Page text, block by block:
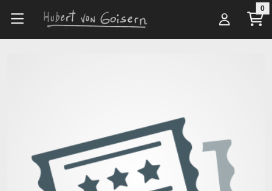
Zum Hauptinhalt springen 0
Alle Artikel
Veranstalter*innen